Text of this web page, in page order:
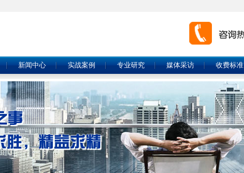
新闻中心 实战案例 专业研究 媒体采访 收费标准